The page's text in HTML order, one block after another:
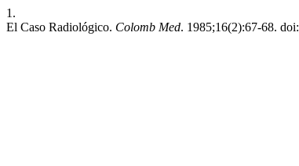
1.
El Caso Radiológico. Colomb Med. 1985;16(2):67-68. doi: